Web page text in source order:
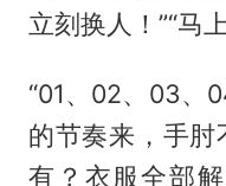
立刻换人！”“马
“01、02、03、
的节奏来，手肘
有？衣服全部